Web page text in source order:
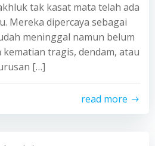
tak kasat mata telah ada
Mereka dipercaya sebagai
meninggal namun belum
tragis, dendam, atau
[…]
read more